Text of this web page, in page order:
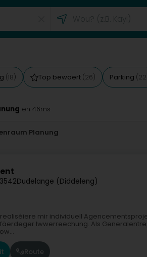
(18) Top bewäert (26) Parking
en 46ms
Planung
Dudelange (Diddeleng)
mir individuell
Iwwerreechung. Als
Route